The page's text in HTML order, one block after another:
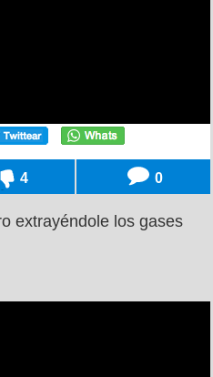
4 0
extrayéndole los gases